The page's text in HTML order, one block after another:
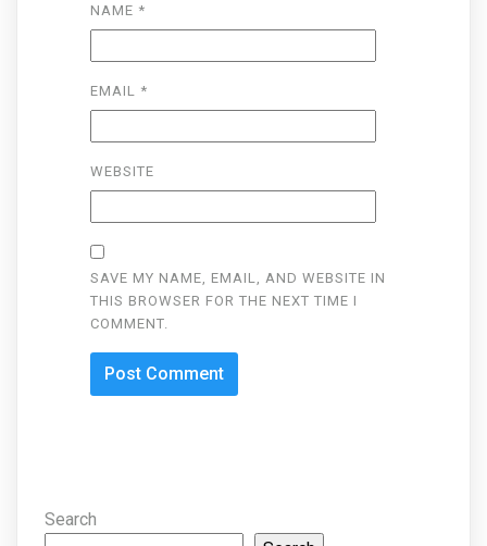
NAME *
EMAIL *
WEBSITE
SAVE MY NAME, EMAIL, AND WEBSITE IN
THIS BROWSER FOR THE NEXT TIME I
COMMENT.
Search